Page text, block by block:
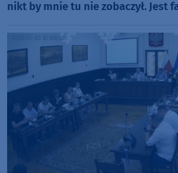
nikt by mnie tu nie zobaczył. Jest